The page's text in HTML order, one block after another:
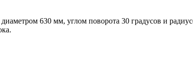
630 мм, углом поворота 30 градусов и